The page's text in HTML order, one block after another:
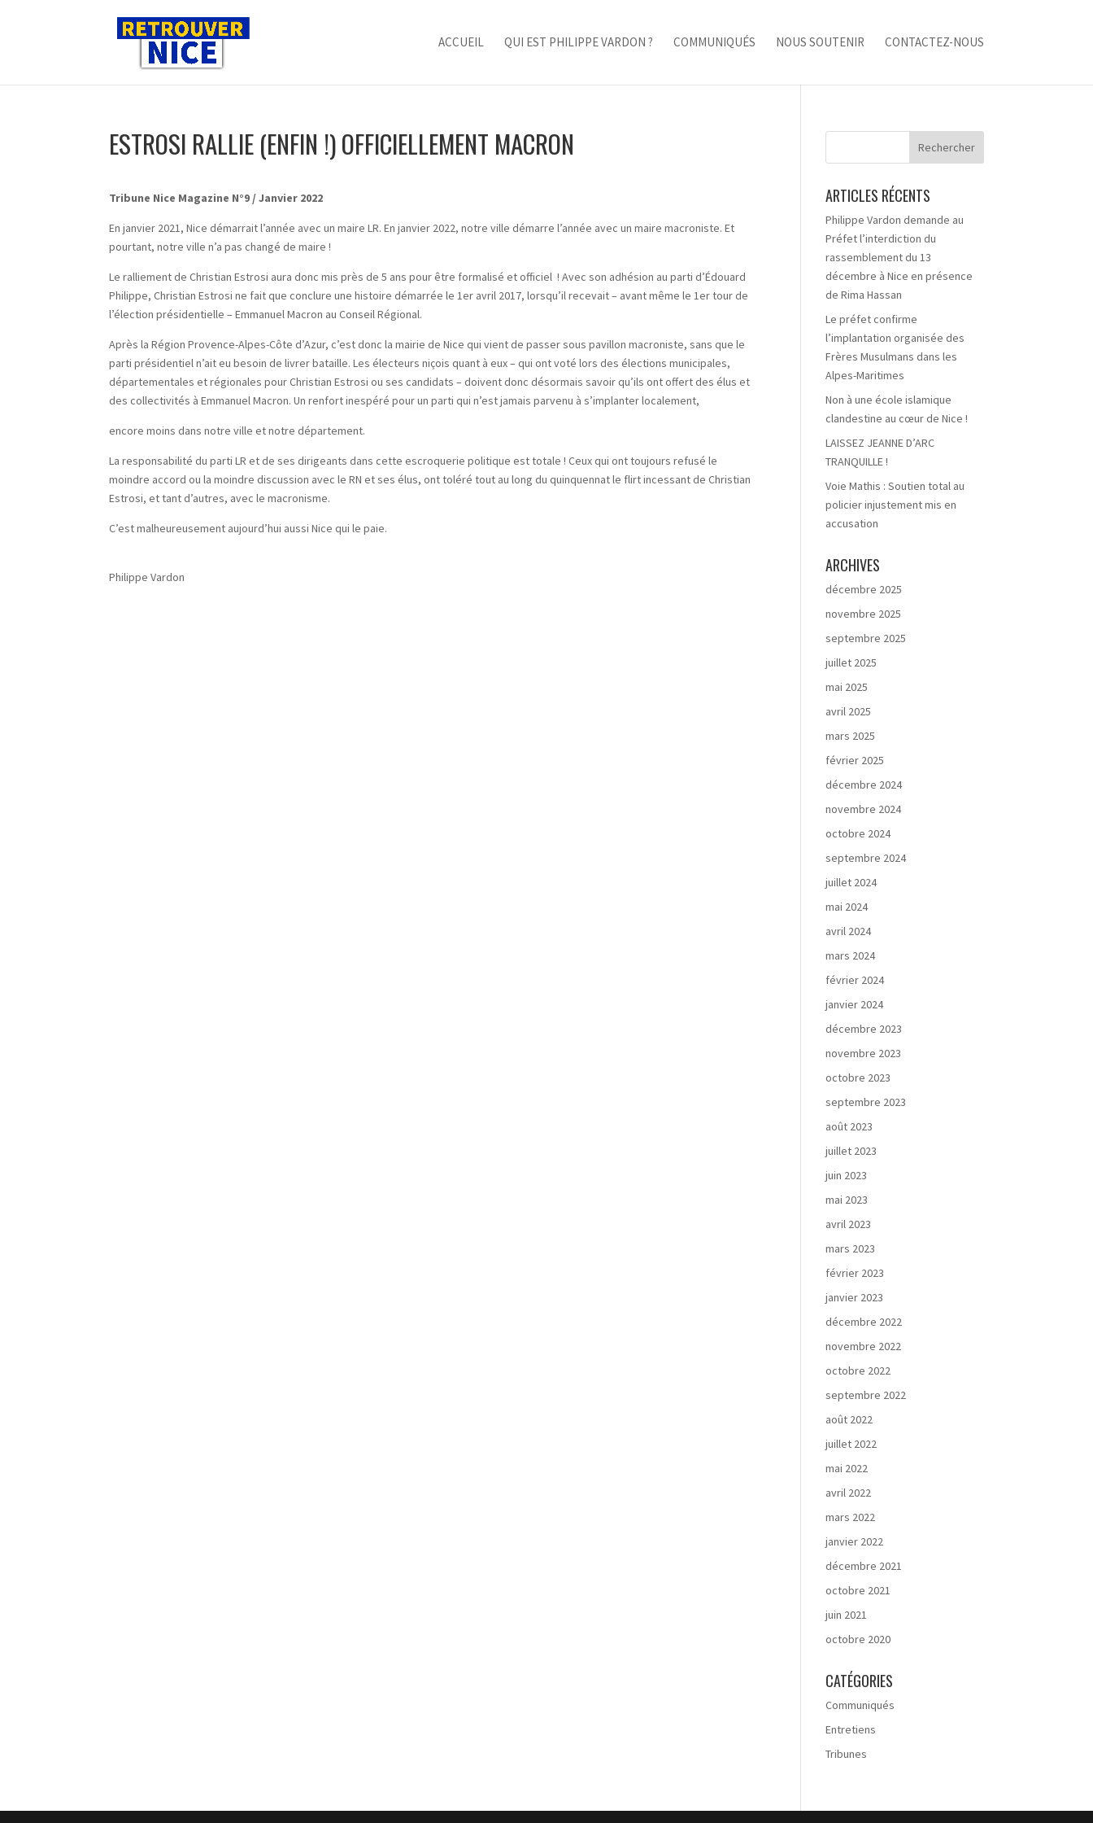
ACCUEIL QUI EST PHILIPPE VARDON ? COMMUNIQUÉS NOUS SOUTENIR CONTACTEZ-NOUS
ESTROSI RALLIE (ENFIN !) OFFICIELLEMENT MACRON
Tribune Nice Magazine N°9 / Janvier 2022
En janvier 2021, Nice démarrait l’année avec un maire LR. En janvier 2022, notre ville démarre l’année avec un maire macroniste. Et
pourtant, notre ville n’a pas changé de maire !
Le ralliement de Christian Estrosi aura donc mis près de 5 ans pour être formalisé et officiel ! Avec son adhésion au parti d’Édouard
Philippe, Christian Estrosi ne fait que conclure une histoire démarrée le 1er avril 2017, lorsqu’il recevait – avant même le 1ertour de
l’élection présidentielle – Emmanuel Macron au Conseil Régional.
Après la Région Provence-Alpes-Côte d’Azur, c’est donc la mairie de Nice qui vient de passer sous pavillon macroniste, sans que le
parti présidentiel n’ait eu besoin de livrer bataille. Les électeurs niçois quant à eux – qui ont voté lors des élections municipales,
départementales et régionales pour Christian Estrosi ou ses candidats – doivent donc désormais savoir qu’ils ont offert des élus et
des collectivités à Emmanuel Macron. Un renfort inespéré pour un parti qui n’est jamais parvenu à s’implanter localement,
encore moins dans notre ville et notre département.
La responsabilité du parti LR et de ses dirigeants dans cette escroquerie politique est totale ! Ceux qui ont toujours refusé le
moindre accord ou la moindre discussion avec le RN et ses élus, ont toléré tout au long du quinquennat le flirt incessant de Christian
Estrosi, et tant d’autres, avec le macronisme.
C’est malheureusement aujourd’hui aussi Nice qui le paie.
Philippe Vardon
ARTICLES RÉCENTS
Philippe Vardon demande au
Préfet l’interdiction du
rassemblement du 13
décembre à Nice en présence
de Rima Hassan
Le préfet confirme
l’implantation organisée des
Frères Musulmans dans les
Alpes-Maritimes
Non à une école islamique
clandestine au cœur de Nice !
LAISSEZ JEANNE D’ARC
TRANQUILLE !
Voie Mathis : Soutien total au
policier injustement mis en
accusation
ARCHIVES
décembre 2025
novembre 2025
septembre 2025
juillet 2025
mai 2025
avril 2025
mars 2025
février 2025
décembre 2024
novembre 2024
octobre 2024
septembre 2024
juillet 2024
mai 2024
avril 2024
mars 2024
février 2024
janvier 2024
décembre 2023
novembre 2023
octobre 2023
septembre 2023
août 2023
juillet 2023
juin 2023
mai 2023
avril 2023
mars 2023
février 2023
janvier 2023
décembre 2022
novembre 2022
octobre 2022
septembre 2022
août 2022
juillet 2022
mai 2022
avril 2022
mars 2022
janvier 2022
décembre 2021
octobre 2021
juin 2021
octobre 2020
CATÉGORIES
Communiqués
Entretiens
Tribunes